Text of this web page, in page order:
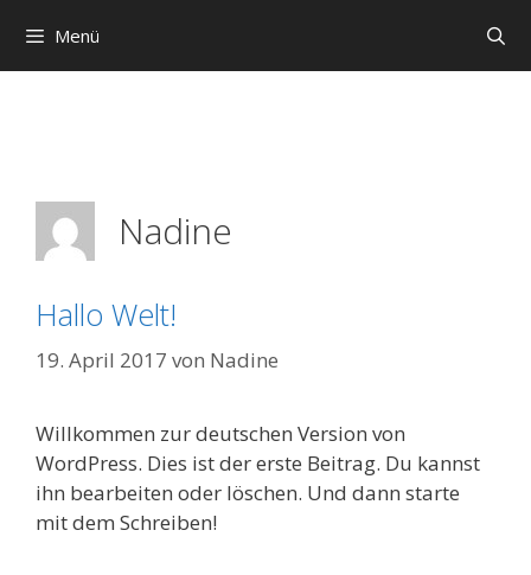
Inhalt
springen
Menü
Nadine
Hallo Welt!
19. April 2017 von Nadine
Willkommen zur deutschen Version von
WordPress. Dies ist der erste Beitrag. Du kannst
ihn bearbeiten oder löschen. Und dann starte
mit dem Schreiben!